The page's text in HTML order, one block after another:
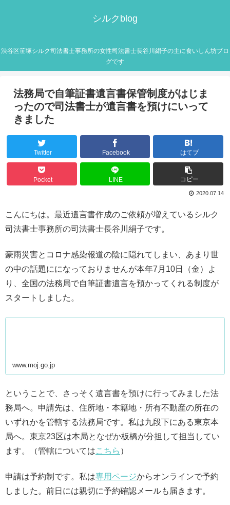
シルクblog
渋谷区笹塚シルク司法書士事務所の女性司法書士長谷川絹子の主に食いしん坊ブロ
グです
法務局で自筆証書遺言書保管制度がはじま
ったので司法書士が遺言書を預けにいって
きました
Twitter Facebook はてブ
Pocket LINE コピー
2020.07.14
こんにちは。最近遺言書作成のご依頼が増えているシルク
司法書士事務所の司法書士長谷川絹子です。
豪雨災害とコロナ感染報道の陰に隠れてしまい、あまり世
の中の話題にになっておりませんが本年7月10日（金）よ
り、全国の法務局で自筆証書遺言を預かってくれる制度が
スタートしました。
www.moj.go.jp
ということで、さっそく遺言書を預けに行ってみました法
務局へ。申請先は、住所地・本籍地・所有不動産の所在の
いずれかを管轄する法務局です。私は九段下にある東京本
局へ。東京23区は本局となぜか板橋が分担して担当してい
ます。（管轄についてはこちら ）
申請は予約制です。私は専用ページからオンラインで予約
しました。前日には親切に予約確認メールも届きます。